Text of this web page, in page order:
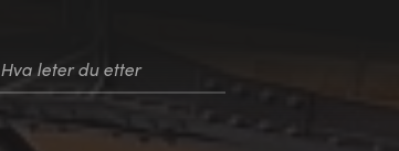
Hva leter du etter